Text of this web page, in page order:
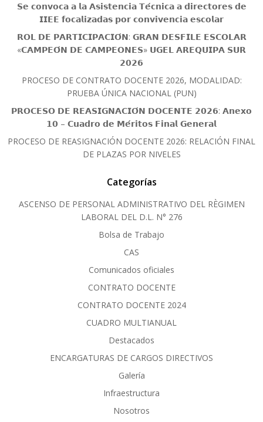
𝗦𝗲 𝗰𝗼𝗻𝘃𝗼𝗰𝗮 𝗮 𝗹𝗮 𝗔𝘀𝗶𝘀𝘁𝗲𝗻𝗰𝗶𝗮 𝗧𝗲́𝗰𝗻𝗶𝗰𝗮 𝗮 𝗱𝗶𝗿𝗲𝗰𝘁𝗼𝗿𝗲𝘀 𝗱𝗲
𝗜𝗜𝗘𝗘 𝗳𝗼𝗰𝗮𝗹𝗶𝘇𝗮𝗱𝗮𝘀 𝗽𝗼𝗿 𝗰𝗼𝗻𝘃𝗶𝘃𝗲𝗻𝗰𝗶𝗮 𝗲𝘀𝗰𝗼𝗹𝗮𝗿
𝗥𝗢𝗟 𝗗𝗘 𝗣𝗔𝗥𝗧𝗜𝗖𝗜𝗣𝗔𝗖𝗜𝗢́𝗡: 𝗚𝗥𝗔𝗡 𝗗𝗘𝗦𝗙𝗜𝗟𝗘 𝗘𝗦𝗖𝗢𝗟𝗔𝗥
«𝗖𝗔𝗠𝗣𝗘𝗢́𝗡 𝗗𝗘 𝗖𝗔𝗠𝗣𝗘𝗢𝗡𝗘𝗦» 𝗨𝗚𝗘𝗟 𝗔𝗥𝗘𝗤𝗨𝗜𝗣𝗔 𝗦𝗨𝗥
𝟮𝟬𝟮𝟲
PROCESO DE CONTRATO DOCENTE 2026, MODALIDAD:
PRUEBA ÚNICA NACIONAL (PUN)
𝗣𝗥𝗢𝗖𝗘𝗦𝗢 𝗗𝗘 𝗥𝗘𝗔𝗦𝗜𝗚𝗡𝗔𝗖𝗜𝗢́𝗡 𝗗𝗢𝗖𝗘𝗡𝗧𝗘 𝟮𝟬𝟮𝟲: 𝗔𝗻𝗲𝘅𝗼
𝟭𝟬 – 𝗖𝘂𝗮𝗱𝗿𝗼 𝗱𝗲 𝗠𝗲́𝗿𝗶𝘁𝗼𝘀 𝗙𝗶𝗻𝗮𝗹 𝗚𝗲𝗻𝗲𝗿𝗮𝗹
PROCESO DE REASIGNACIÓN DOCENTE 2026: RELACIÓN FINAL
DE PLAZAS POR NIVELES
Categorías
ASCENSO DE PERSONAL ADMINISTRATIVO DEL RÈGIMEN
LABORAL DEL D.L. N° 276
Bolsa de Trabajo
CAS
Comunicados oficiales
CONTRATO DOCENTE
CONTRATO DOCENTE 2024
CUADRO MULTIANUAL
Destacados
ENCARGATURAS DE CARGOS DIRECTIVOS
Galería
Infraestructura
Nosotros